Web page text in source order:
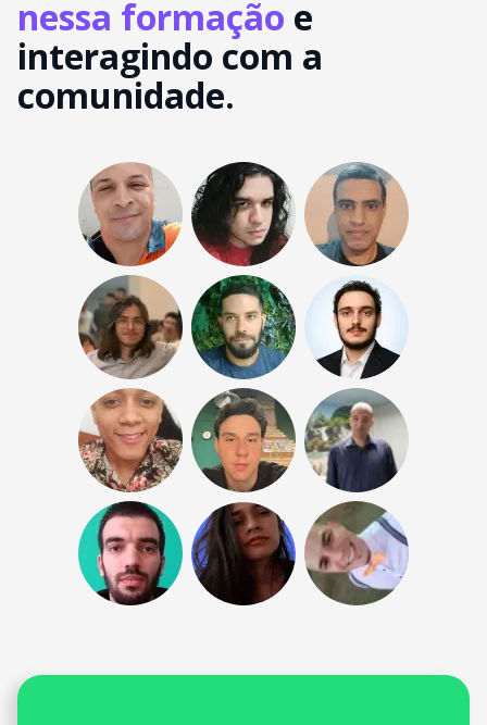
nessa formação e
interagindo com a
comunidade.